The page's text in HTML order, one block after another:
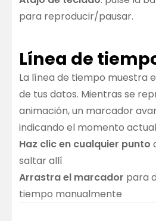
para reproducir/pausar.
Línea de
La línea de tiempo muestra
de tus datos. Mientras se
animación, un marcador
indicando el momento
Haz clic en cualquier punto
saltar allí
Arrastra el marcador para
tiempo manualmente